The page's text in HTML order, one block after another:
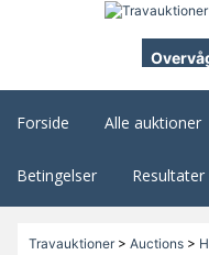
Forside Alle auktioner
Betingelser Resultater
Travauktioner> Auctions>